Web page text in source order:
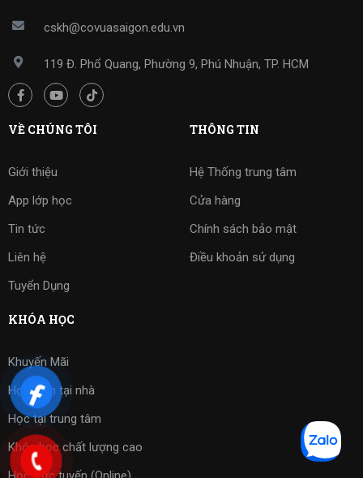
cskh@covuasaigon.edu.vn
119 Đ. Phổ Quang, Phường 9, Phú Nhuận, TP. HCM
VỀ CHÚNG TÔI
Giới thiệu
App lớp học
Tin tức
Liên hệ
Tuyển Dụng
THÔNG TIN
Hệ Thống trung tâm
Cửa hàng
Chính sách bảo mật
Điều khoản sử dụng
KHÓA HỌC
Khuyến Mãi
Học kèm tại nhà
Học tại trung tâm
Khóa học chất lượng cao